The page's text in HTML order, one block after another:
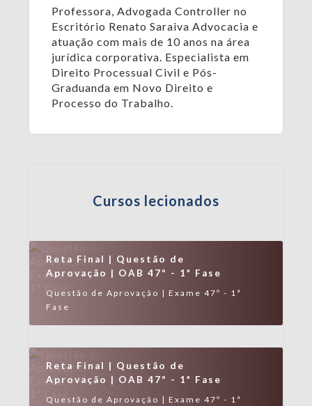
Professora, Advogada Controller no
Escritório Renato Saraiva Advocacia e
atuação com mais de 10 anos na área
jurídica corporativa. Especialista em
Direito Processual Civil e Pós-
Graduanda em Novo Direito e
Processo do Trabalho.
Cursos lecionados
Reta Final | Questão de
Aprovação | OAB 47º - 1ª Fase
Questão de Aprovação | Exame 47º - 1ª
Fase
Reta Final | Questão de
Aprovação | OAB 47º - 1ª Fase
Questão de Aprovação | Exame 47º - 1ª